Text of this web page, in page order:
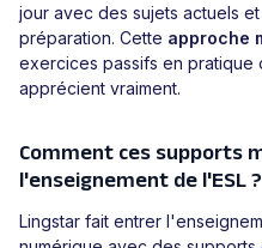
jour avec des sujets actuels
préparation. Cette approche
exercices passifs en pratique
apprécient vraiment.
Comment ces supports
l'enseignement de l'ESL ?
Lingstar fait entrer